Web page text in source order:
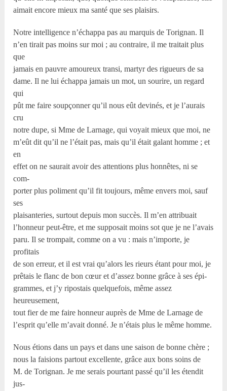
aimait encore mieux ma santé que ses plaisirs.
Notre intelligence n’échappa pas au marquis de Torignan. Il
n’en tirait pas moins sur moi ; au contraire, il me traitait plus
que
jamais en pauvre amoureux transi, martyr des rigueurs de sa
dame. Il ne lui échappa jamais un mot, un sourire, un regard
qui
pût me faire soupçonner qu’il nous eût devinés, et je l’aurais
cru
notre dupe, si Mme de Larnage, qui voyait mieux que moi, ne
m’eût dit qu’il ne l’était pas, mais qu’il était galant homme ; et
en
effet on ne saurait avoir des attentions plus honnêtes, ni se
com-
porter plus poliment qu’il fit toujours, même envers moi, sauf
ses
plaisanteries, surtout depuis mon succès. Il m’en attribuait
l’honneur peut-être, et me supposait moins sot que je ne l’avais
paru. Il se trompait, comme on a vu : mais n’importe, je
profitais
de son erreur, et il est vrai qu’alors les rieurs étant pour moi, je
prêtais le flanc de bon cœur et d’assez bonne grâce à ses épi-
grammes, et j’y ripostais quelquefois, même assez
heureusement,
tout fier de me faire honneur auprès de Mme de Larnage de
l’esprit qu’elle m’avait donné. Je n’étais plus le même homme.
Nous étions dans un pays et dans une saison de bonne chère ;
nous la faisions partout excellente, grâce aux bons soins de
M. de Torignan. Je me serais pourtant passé qu’il les étendit
jus-